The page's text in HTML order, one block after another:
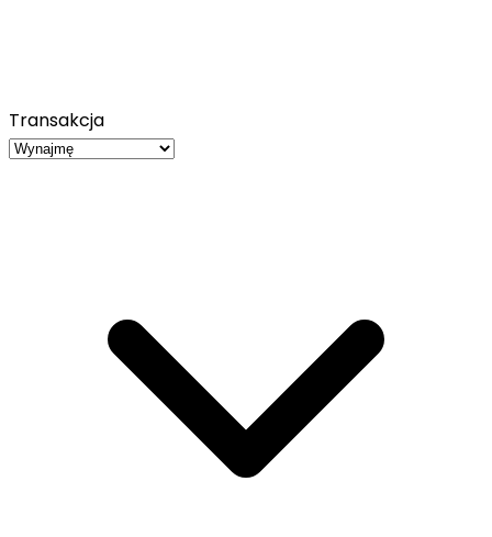
Transakcja